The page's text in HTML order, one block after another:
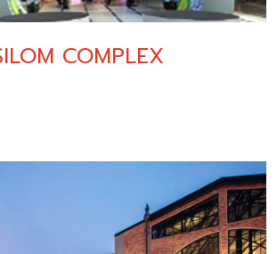
COMPLEX